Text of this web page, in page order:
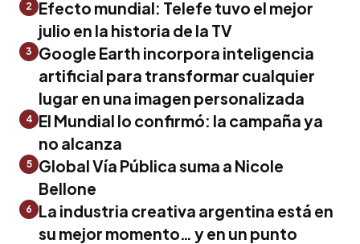
2
Efecto mundial: Telefe tuvo el mejor
julio en la historia de la TV
3
Google Earth incorpora inteligencia
artificial para transformar cualquier
lugar en una imagen personalizada
4 El Mundial lo confirmó: la campaña ya
no alcanza
5
Global Vía Pública suma a Nicole
Bellone
6
La industria creativa argentina está en
su mejor momento… y en un punto